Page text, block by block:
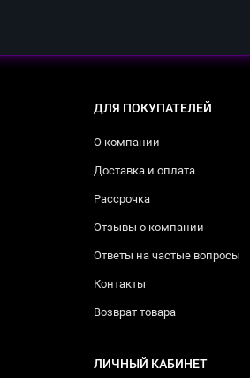
ДЛЯ ПОКУПАТЕЛЕЙ
О компании
Доставка и оплата
Рассрочка
Отзывы о компании
Ответы на частые вопросы
Контакты
Возврат товара
ЛИЧНЫЙ КАБИНЕТ